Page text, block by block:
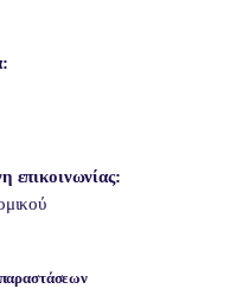
επικοινωνίας:
παραστάσεων